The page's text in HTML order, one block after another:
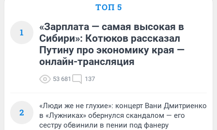
ТОП 5
1
«Зарплата — самая высокая в
Сибири»: Котюков рассказал
Путину про экономику края —
онлайн-трансляция
53 681 137
2
«Люди же не глухие»: концерт Вани Дмитриенко
в «Лужниках» обернулся скандалом — его
сестру обвинили в пении под фанеру